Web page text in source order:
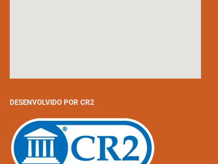
DESENVOLVIDO POR CR2